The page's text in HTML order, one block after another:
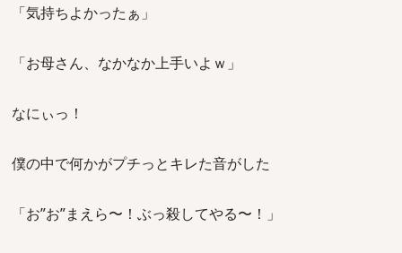
「気持ちよかったぁ」
「お母さん、なかなか上手いよｗ」
なにぃっ！
僕の中で何かがプチっとキレた音がした
「お”お”まえら〜！ぶっ殺してやる〜！」